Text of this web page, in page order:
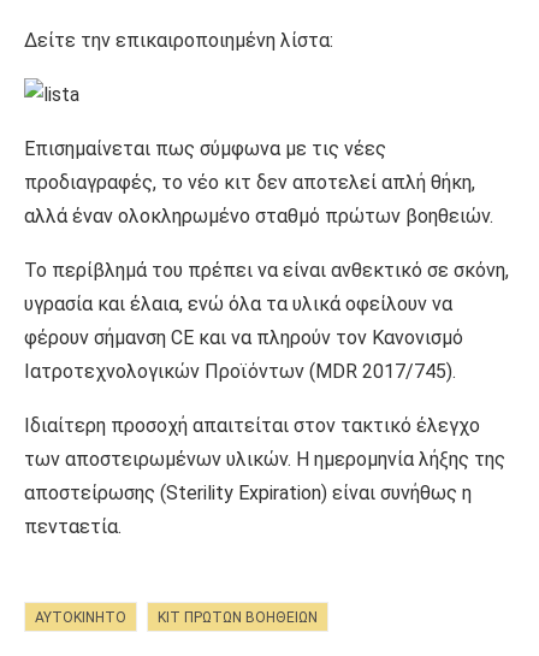
Δείτε την επικαιροποιημένη λίστα:
Επισημαίνεται πως σύμφωνα με τις νέες
προδιαγραφές, το νέο κιτ δεν αποτελεί απλή θήκη,
αλλά έναν ολοκληρωμένο σταθμό πρώτων βοηθειών.
Το περίβλημά του πρέπει να είναι ανθεκτικό σε σκόνη,
υγρασία και έλαια, ενώ όλα τα υλικά οφείλουν να
φέρουν σήμανση CE και να πληρούν τον Κανονισμό
Ιατροτεχνολογικών Προϊόντων (MDR 2017/745).
Ιδιαίτερη προσοχή απαιτείται στον τακτικό έλεγχο
των αποστειρωμένων υλικών. Η ημερομηνία λήξης της
αποστείρωσης (Sterility Expiration) είναι συνήθως η
πενταετία.
ΑΥΤΟΚΙΝΗΤΟ ΚΙΤ ΠΡΏΤΩΝ ΒΟΗΘΕΙΏΝ